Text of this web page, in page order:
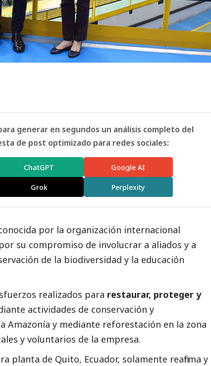
generar en segundos un análisis completo del
de post optimizado para redes sociales:
ChatGPT Google AI
Grok Perplexity
por la organización internacional
su compromiso de involucrar a aliados y a
de la biodiversidad y la educación
realizados para restaurar, proteger y
actividades de conservación y
Amazonía y mediante reforestación en la zona
y voluntarios de la empresa.
planta de Quito, Ecuador, solamente reafirma y